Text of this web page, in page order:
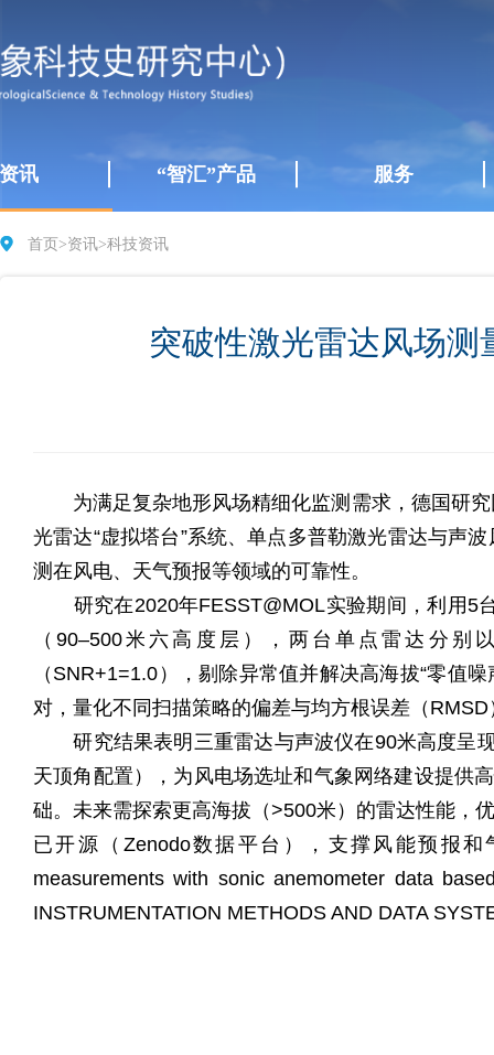
讯 “智汇”产品 服务
首页 >资讯>科技资讯
突破性激光雷达风场
为满足复杂地形风场精细化监测需求，德国研究
光雷达“虚拟塔台”系统、单点多普勒激光雷达与声
测在风电、天气预报等领域的可靠性。
研究在2020年FESST@MOL实验期间，利用5台
（90–500米六高度层），两台单点雷达分别
（SNR+1=1.0），剔除异常值并解决高海拔“零值
对，量化不同扫描策略的偏差与均方根误差（RMSD
研究结果表明三重雷达与声波仪在90米高度呈现
天顶角配置），为风电场选址和气象网络建设提供
础。未来需探索更高海拔（>500米）的雷达性能，
已开源（Zenodo数据平台），支撑风能预报和
measurements with sonic anemometer data
INSTRUMENTATION METHODS AND DATA